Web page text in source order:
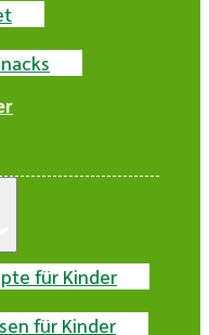
für Kinder
für Kinder